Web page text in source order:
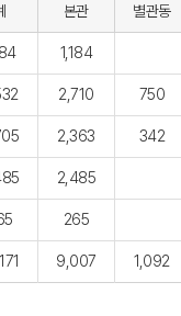
본관 별관동
1,184
2,710 750
2,363 342
2,485
265
9,007 1,092